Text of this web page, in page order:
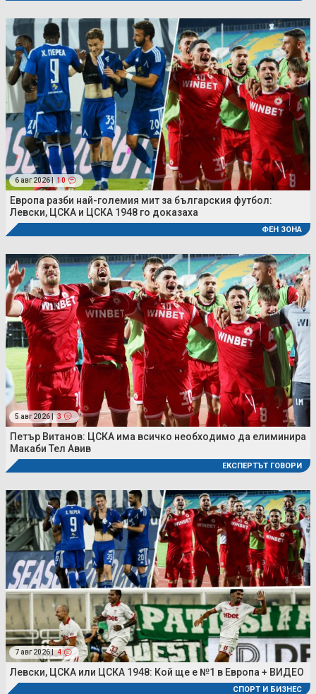
6 авг 2026 | 10
Европа разби най-големия мит за българския футбол:
Левски, ЦСКА и ЦСКА 1948 го доказаха
ФЕН ЗОНА
5 авг 2026 | 3
Петър Витанов: ЦСКА има всичко необходимо да елиминира
Макаби Тел Авив
ЕКСПЕРТЪТ ГОВОРИ
7 авг 2026 | 4
Левски, ЦСКА или ЦСКА 1948: Кой ще е №1 в Европа + ВИДЕО
СПОРТ И БИЗНЕС